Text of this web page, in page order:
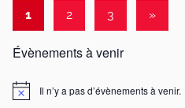
Pagination
des
1 2 3
Articles
»
Évènements à venir
Notice Il n’y a pas d’évènements à venir.